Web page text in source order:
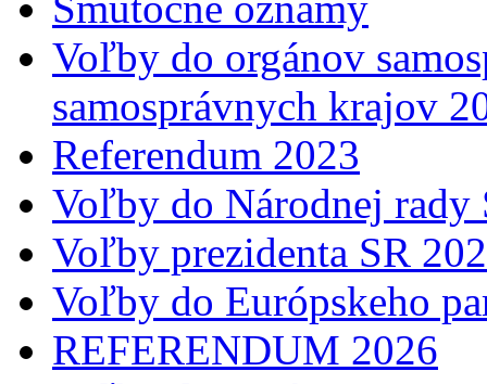
Voľby do orgánov
samosprávnych krajov
Referendum 2023
Voľby do Národnej
Voľby prezidenta SR
Voľby do Európskeho
REFERENDUM 2026